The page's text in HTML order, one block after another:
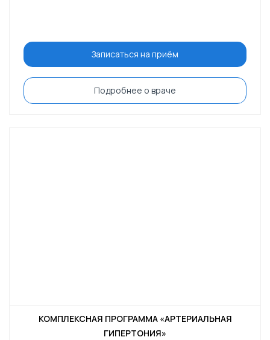
Записаться на приём
Подробнее о враче
КОМПЛЕКСНАЯ ПРОГРАММА «АРТЕРИАЛЬНАЯ
ГИПЕРТОНИЯ»